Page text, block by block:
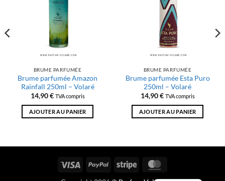
BRUME PARFUMÉE
Brume parfumée Amazon
Rainfall 250ml – Volaré
14,90€ TVA compris
AJOUTER AU PANIER
BRUME PARFUMÉE
Brume parfumée Esta Puro
250ml – Volaré
14,90€ TVA compris
AJOUTER AU PANIER
Visa PayPal Rayure